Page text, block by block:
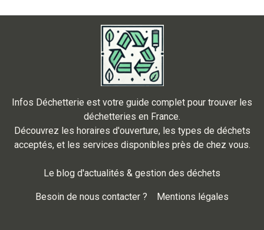
Infos Déchetterie est votre guide complet pour trouver les
déchetteries en France.
Découvrez les horaires d'ouverture, les types de déchets
acceptés, et les services disponibles près de chez vous.
Le blog d'actualités & gestion des déchets
Besoin de nous contacter ? Mentions légales